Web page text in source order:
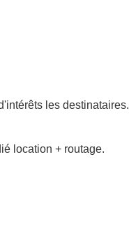
les destinataires.
location + routage.